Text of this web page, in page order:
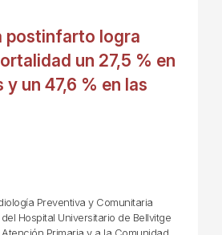
postinfarto logra
un 27,5 % en
y un 47,6 % en las
Preventiva y Comunitaria
Hospital Universitario de Bellvitge